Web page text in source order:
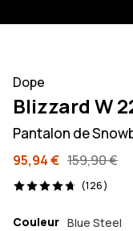
Dope
Blizzard W
Pantalon de
95,94 € 159,90 €
(126)
126 avis, 4.7/5
Couleur Blue Steel